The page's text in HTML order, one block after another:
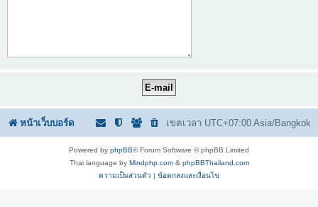
หน้าเว็บบอร์ด เขตเวลา UTC+07:00 Asia/Bangkok
Powered by phpBB® Forum Software © phpBB Limited
Thai language by Mindphp.com& phpBBThailand.com
ความเป็นส่วนตัว | ข้อตกลงและเงื่อนไข